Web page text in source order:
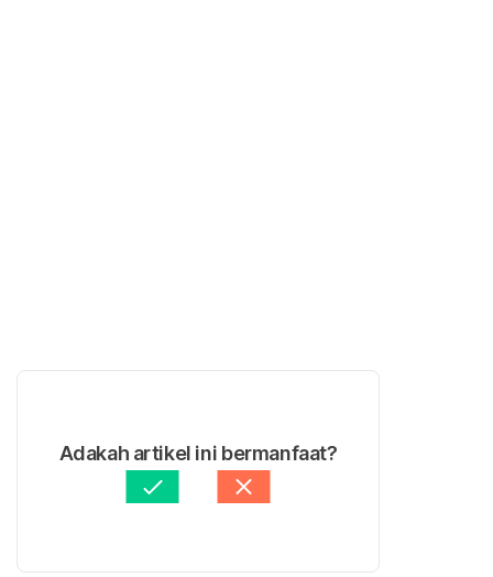
Adakah artikel ini bermanfaat?